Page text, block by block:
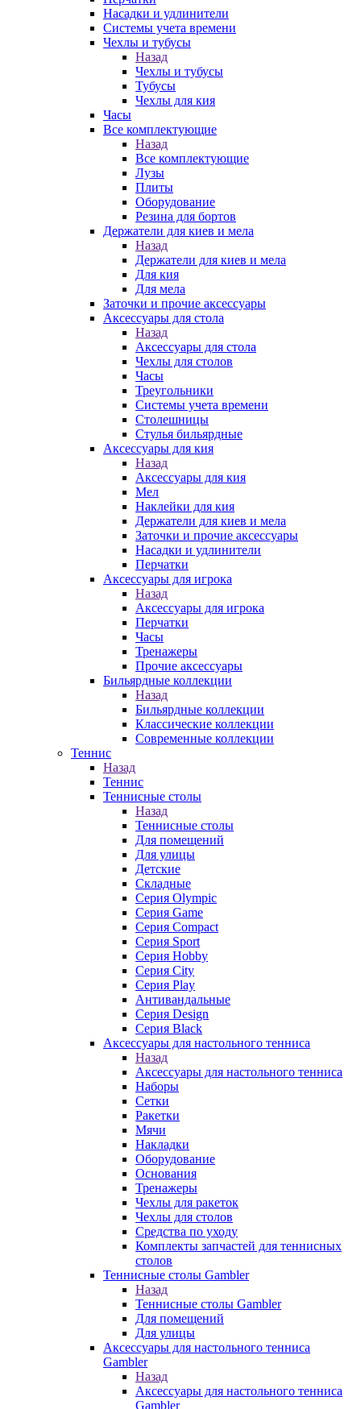
Насадки и удлинители
Системы учета времени
Чехлы и тубусы
Назад
Чехлы и тубусы
Тубусы
Чехлы для кия
Часы
Все комплектующие
Назад
Все комплектующие
Лузы
Плиты
Оборудование
Резина для бортов
Держатели для киев и мела
Назад
Держатели для киев и мела
Для кия
Для мела
Заточки и прочие аксессуары
Аксессуары для стола
Назад
Аксессуары для стола
Чехлы для столов
Часы
Треугольники
Системы учета времени
Столешницы
Стулья бильярдные
Аксессуары для кия
Назад
Аксессуары для кия
Мел
Наклейки для кия
Держатели для киев и мела
Заточки и прочие аксессуары
Насадки и удлинители
Перчатки
Аксессуары для игрока
Назад
Аксессуары для игрока
Перчатки
Часы
Тренажеры
Прочие аксессуары
Бильярдные коллекции
Назад
Бильярдные коллекции
Классические коллекции
Современные коллекции
Теннис
Назад
Теннис
Теннисные столы
Назад
Теннисные столы
Для помещений
Для улицы
Детские
Складные
Серия Olympic
Серия Game
Серия Compact
Серия Sport
Серия Hobby
Серия City
Серия Play
Антивандальные
Серия Design
Серия Black
Аксессуары для настольного тенниса
Назад
Аксессуары для настольного тенниса
Наборы
Сетки
Ракетки
Мячи
Накладки
Оборудование
Основания
Тренажеры
Чехлы для ракеток
Чехлы для столов
Средства по уходу
Комплекты запчастей для теннисных
столов
Теннисные столы Gambler
Назад
Теннисные столы Gambler
Для помещений
Для улицы
Аксессуары для настольного тенниса
Gambler
Назад
Аксессуары для настольного тенниса
Gambler